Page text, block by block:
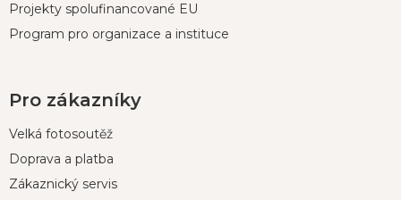
Projekty spolufinancované EU
Program pro organizace a instituce
Pro zákazníky
Velká fotosoutěž
Doprava a platba
Zákaznický servis